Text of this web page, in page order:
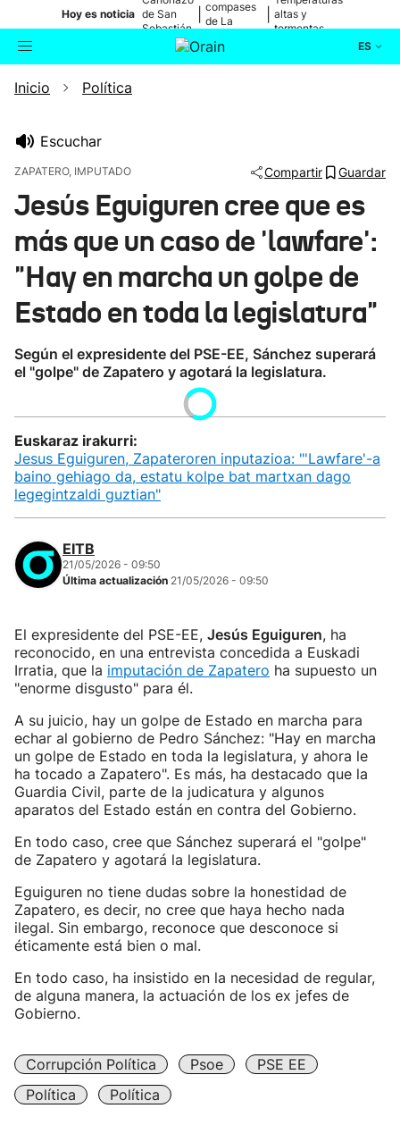
Hoy es noticia de San
Sebastián
compases
de La
altas y
tormentas
ES
Buscador
Ikusmiran
Eguraldia
Inicio Política
Escuchar
ZAPATERO, IMPUTADO Compartir Guardar
Jesús Eguiguren cree que es
más que un caso de 'lawfare':
"Hay en marcha un golpe de
Estado en toda la legislatura"
Según el expresidente del PSE-EE, Sánchez superará
el "golpe" de Zapatero y agotará la legislatura.
Euskaraz irakurri:
Jesus Eguiguren, Zapateroren inputazioa: "'Lawfare'-a
baino gehiago da, estatu kolpe bat martxan dago
legegintzaldi guztian"
EITB
21/05/2026 - 09:50
Última actualización 21/05/2026 - 09:50
El expresidente del PSE-EE, Jesús Eguiguren, ha
reconocido, en una entrevista concedida a Euskadi
Irratia, que la imputación de Zapatero ha supuesto un
"enorme disgusto" para él.
A su juicio, hay un golpe de Estado en marcha para
echar al gobierno de Pedro Sánchez: "Hay en marcha
un golpe de Estado en toda la legislatura, y ahora le
ha tocado a Zapatero". Es más, ha destacado que la
Guardia Civil, parte de la judicatura y algunos
aparatos del Estado están en contra del Gobierno.
En todo caso, cree que Sánchez superará el "golpe"
de Zapatero y agotará la legislatura.
Eguiguren no tiene dudas sobre la honestidad de
Zapatero, es decir, no cree que haya hecho nada
ilegal. Sin embargo, reconoce que desconoce si
éticamente está bien o mal.
En todo caso, ha insistido en la necesidad de regular,
de alguna manera, la actuación de los ex jefes de
Gobierno.
Corrupción Política Psoe
PSE EE
Política
Política